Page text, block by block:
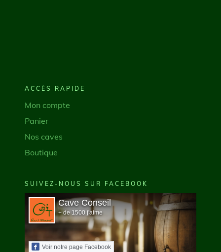
ACCÈS RAPIDE
Mon compte
Panier
Nos caves
Boutique
SUIVEZ-NOUS SUR FACEBOOK
Cave Conseil
+ de 1500 j'aime
Voir notre page Facebook